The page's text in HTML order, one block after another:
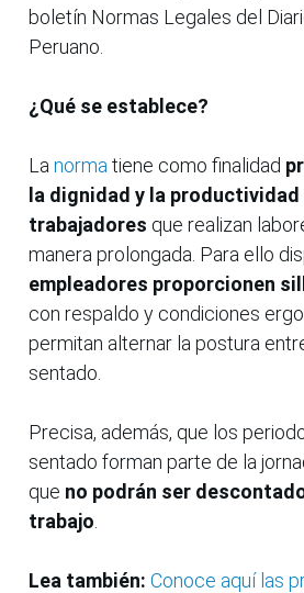
boletín Normas Legales del
Peruano.
¿Qué se establece?
La norma tiene como finalidad
la dignidad y la productividad
trabajadores que realizan
manera prolongada. Para ello
empleadores proporcionen
con respaldo y condiciones
permitan alternar la postura
sentado.
Precisa, además, que los
sentado forman parte de la
que no podrán ser
trabajo
Lea también: Conoce aquí las